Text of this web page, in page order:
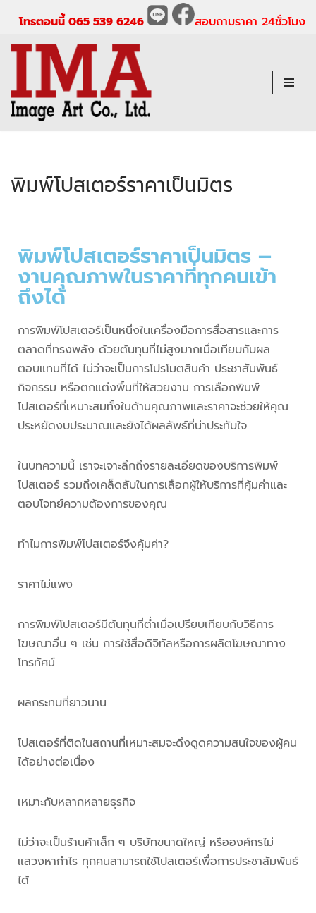
to
โทรตอนนี้ 065 539 6246 สอบถามราคา 24ชั่วโมง
พิมพ์โปสเตอร์ราคาเป็นมิตร
พิมพ์โปสเตอร์ราคาเป็นมิตร –
งานคุณภาพในราคาที่ทุกคนเข้า
ถึงได้
การพิมพ์โปสเตอร์เป็นหนึ่งในเครื่องมือการสื่อสารและการ
ตลาดที่ทรงพลัง ด้วยต้นทุนที่ไม่สูงมากเมื่อเทียบกับผล
ตอบแทนที่ได้ ไม่ว่าจะเป็นการโปรโมตสินค้า ประชาสัมพันธ์
กิจกรรม หรือตกแต่งพื้นที่ให้สวยงาม การเลือกพิมพ์
โปสเตอร์ที่เหมาะสมทั้งในด้านคุณภาพและราคาจะช่วยให้คุณ
ประหยัดงบประมาณและยังได้ผลลัพธ์ที่น่าประทับใจ
ในบทความนี้ เราจะเจาะลึกถึงรายละเอียดของบริการพิมพ์
โปสเตอร์ รวมถึงเคล็ดลับในการเลือกผู้ให้บริการที่คุ้มค่าและ
ตอบโจทย์ความต้องการของคุณ
ทำไมการพิมพ์โปสเตอร์จึงคุ้มค่า?
ราคาไม่แพง
การพิมพ์โปสเตอร์มีต้นทุนที่ต่ำเมื่อเปรียบเทียบกับวิธีการ
โฆษณาอื่น ๆ เช่น การใช้สื่อดิจิทัลหรือการผลิตโฆษณาทาง
โทรทัศน์
ผลกระทบที่ยาวนาน
โปสเตอร์ที่ติดในสถานที่เหมาะสมจะดึงดูดความสนใจของผู้คน
ได้อย่างต่อเนื่อง
เหมาะกับหลากหลายธุรกิจ
ไม่ว่าจะเป็นร้านค้าเล็ก ๆ บริษัทขนาดใหญ่ หรือองค์กรไม่
แสวงหากำไร ทุกคนสามารถใช้โปสเตอร์เพื่อการประชาสัมพันธ์
ได้